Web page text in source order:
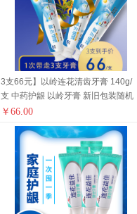
3支66元】以岭连花清齿牙膏 140g/
支 中药护龈 以岭牙膏 新旧包装随机
发货 健康生活家居 连花健康 旅行必
￥ 66.00